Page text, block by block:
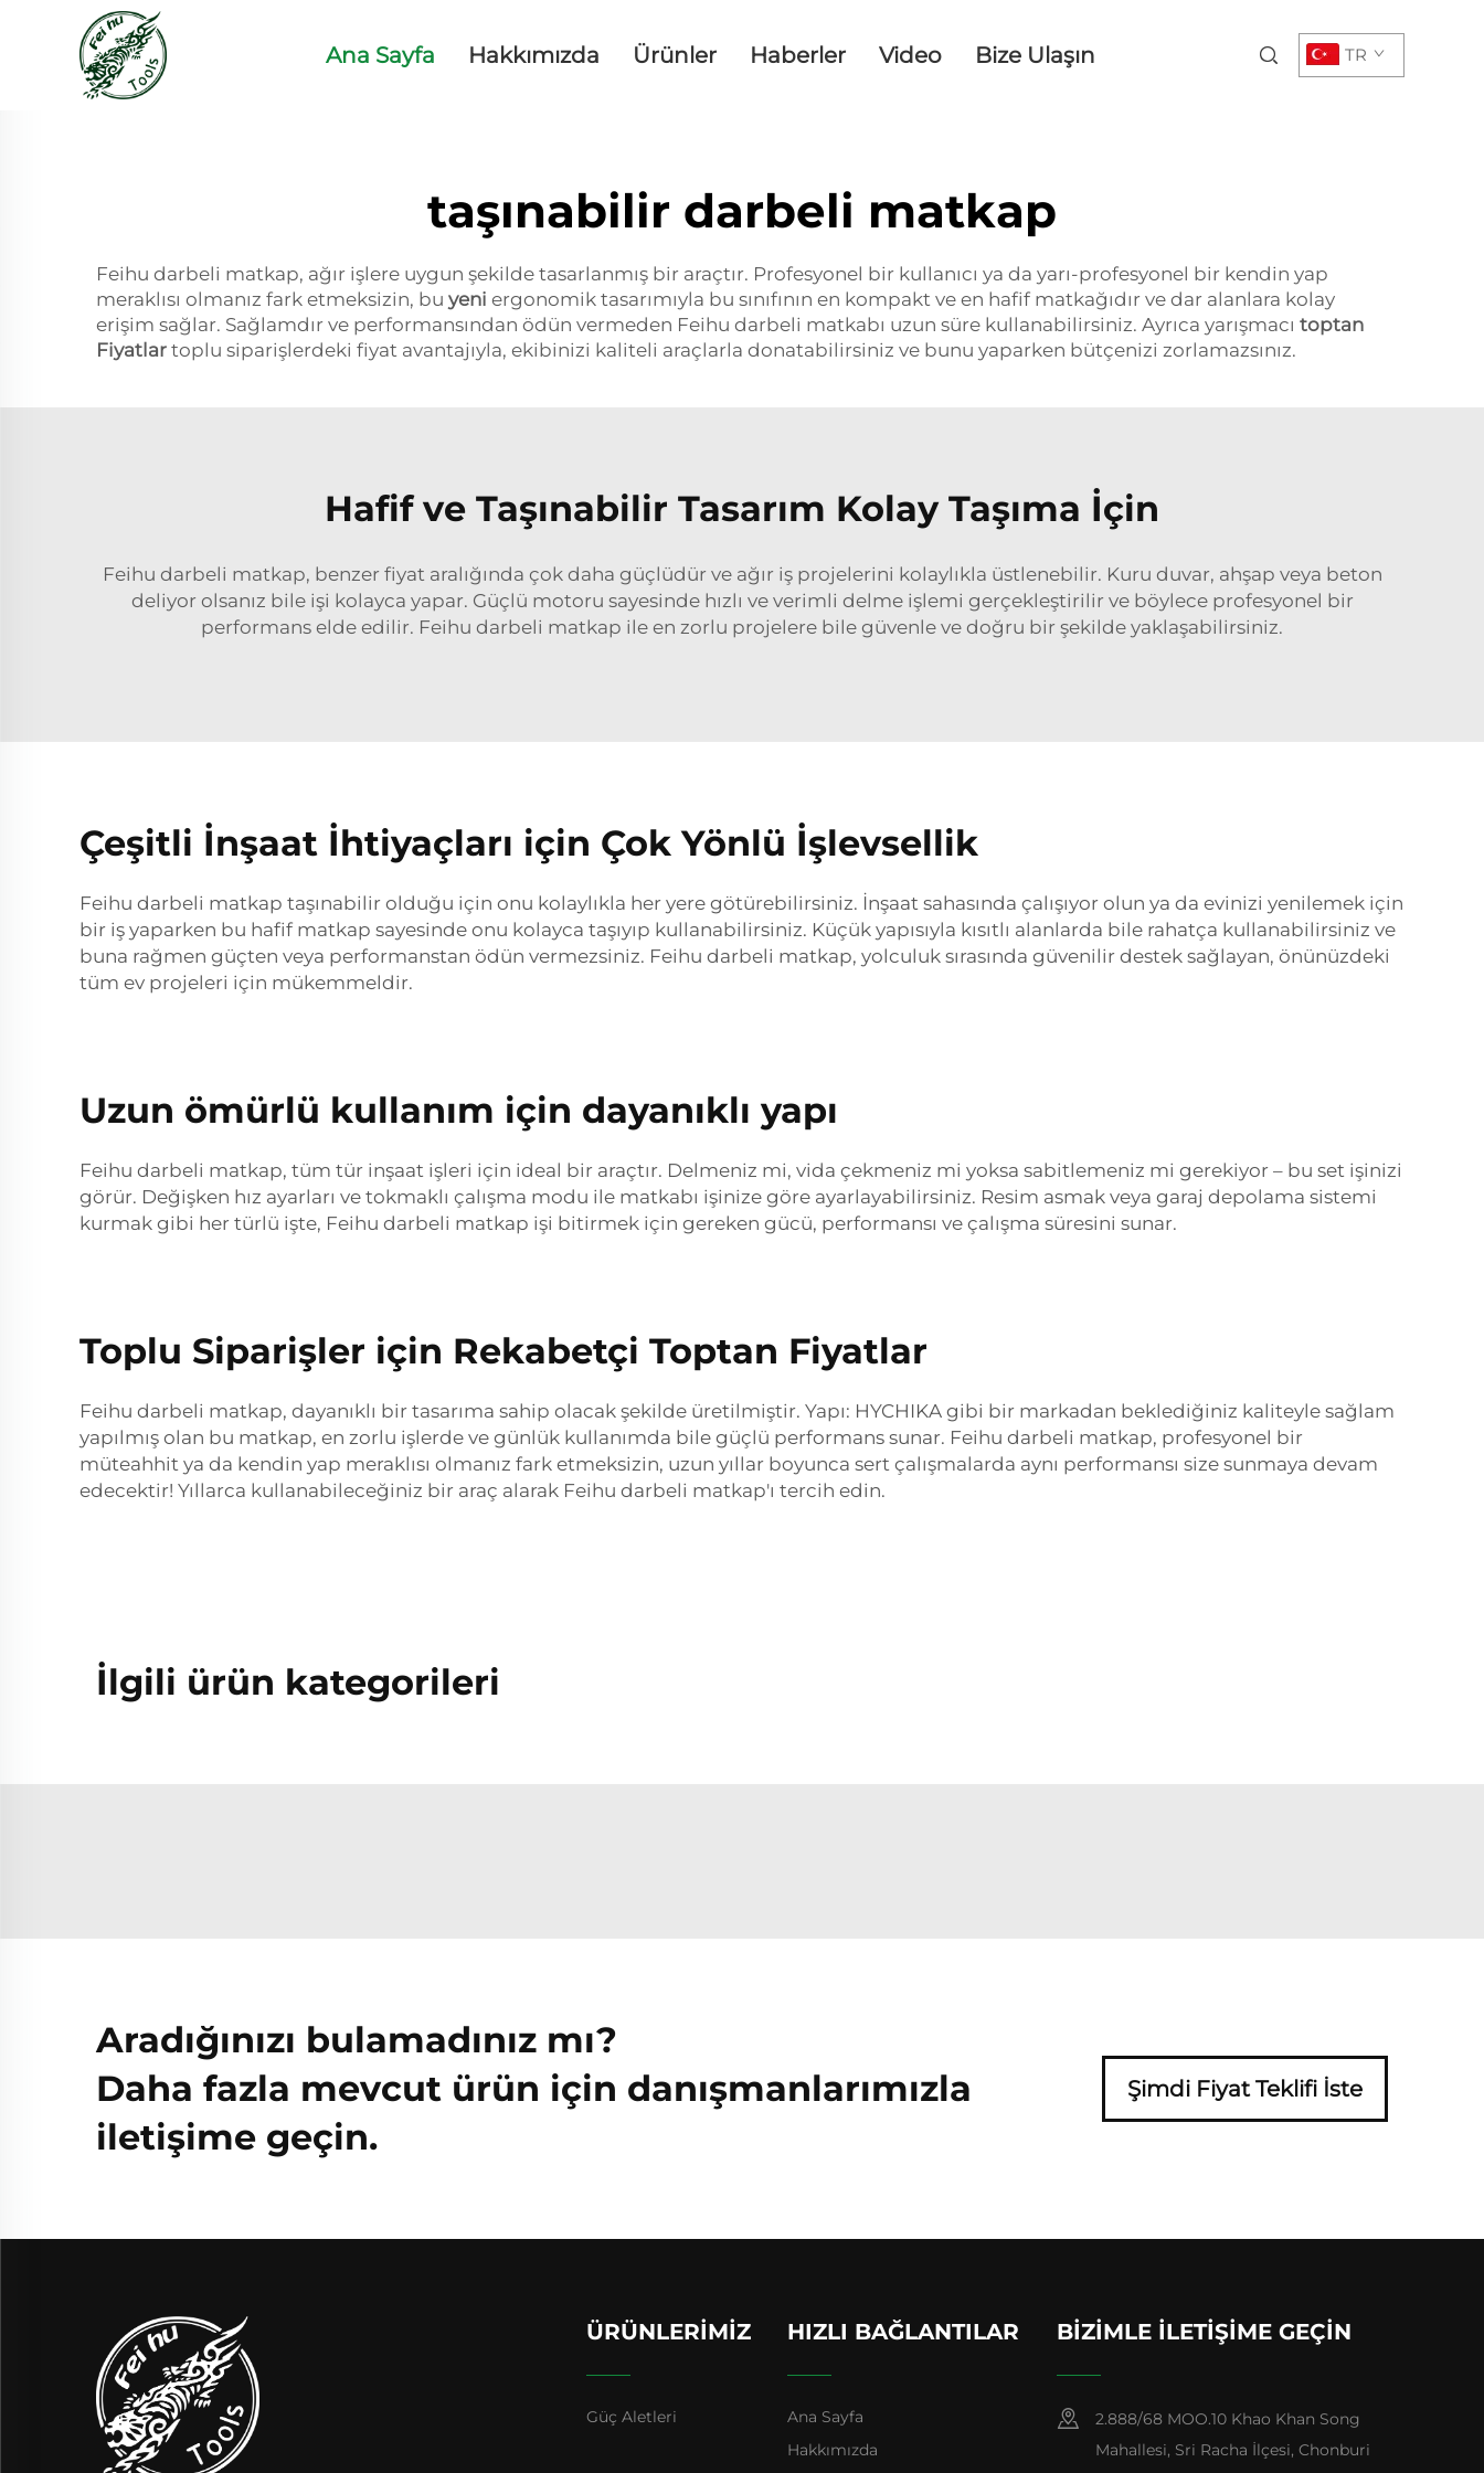
Ana Sayfa Hakkımızda Ürünler Haberler Video Bize Ulaşın TR
taşınabilir darbeli matkap
Feihu darbeli matkap, ağır işlere uygun şekilde tasarlanmış bir araçtır. Profesyonel bir kullanıcı ya da yarı-profesyonel bir kendin yap
meraklısı olmanız fark etmeksizin, bu yeni ergonomik tasarımıyla bu sınıfının en kompakt ve en hafif matkağıdır ve dar alanlara kolay
erişim sağlar. Sağlamdır ve performansından ödün vermeden Feihu darbeli matkabı uzun süre kullanabilirsiniz. Ayrıca yarışmacı toptan
Fiyatlar toplu siparişlerdeki fiyat avantajıyla, ekibinizi kaliteli araçlarla donatabilirsiniz ve bunu yaparken bütçenizi zorlamazsınız.
Hafif ve Taşınabilir Tasarım Kolay Taşıma İçin
Feihu darbeli matkap, benzer fiyat aralığında çok daha güçlüdür ve ağır iş projelerini kolaylıkla üstlenebilir. Kuru duvar, ahşap veya beton
deliyor olsanız bile işi kolayca yapar. Güçlü motoru sayesinde hızlı ve verimli delme işlemi gerçekleştirilir ve böylece profesyonel bir
performans elde edilir. Feihu darbeli matkap ile en zorlu projelere bile güvenle ve doğru bir şekilde yaklaşabilirsiniz.
Çeşitli İnşaat İhtiyaçları için Çok Yönlü İşlevsellik
Feihu darbeli matkap taşınabilir olduğu için onu kolaylıkla her yere götürebilirsiniz. İnşaat sahasında çalışıyor olun ya da evinizi yenilemek için
bir iş yaparken bu hafif matkap sayesinde onu kolayca taşıyıp kullanabilirsiniz. Küçük yapısıyla kısıtlı alanlarda bile rahatça kullanabilirsiniz ve
buna rağmen güçten veya performanstan ödün vermezsiniz. Feihu darbeli matkap, yolculuk sırasında güvenilir destek sağlayan, önünüzdeki
tüm ev projeleri için mükemmeldir.
Uzun ömürlü kullanım için dayanıklı yapı
Feihu darbeli matkap, tüm tür inşaat işleri için ideal bir araçtır. Delmeniz mi, vida çekmeniz mi yoksa sabitlemeniz mi gerekiyor – bu set işinizi
görür. Değişken hız ayarları ve tokmaklı çalışma modu ile matkabı işinize göre ayarlayabilirsiniz. Resim asmak veya garaj depolama sistemi
kurmak gibi her türlü işte, Feihu darbeli matkap işi bitirmek için gereken gücü, performansı ve çalışma süresini sunar.
Toplu Siparişler için Rekabetçi Toptan Fiyatlar
Feihu darbeli matkap, dayanıklı bir tasarıma sahip olacak şekilde üretilmiştir. Yapı: HYCHIKA gibi bir markadan beklediğiniz kaliteyle sağlam
yapılmış olan bu matkap, en zorlu işlerde ve günlük kullanımda bile güçlü performans sunar. Feihu darbeli matkap, profesyonel bir
müteahhit ya da kendin yap meraklısı olmanız fark etmeksizin, uzun yıllar boyunca sert çalışmalarda aynı performansı size sunmaya devam
edecektir! Yıllarca kullanabileceğiniz bir araç alarak Feihu darbeli matkap'ı tercih edin.
İlgili ürün kategorileri
Aradığınızı bulamadınız mı?
Daha fazla mevcut ürün için danışmanlarımızla
iletişime geçin.
Şimdi Fiyat Teklifi İste
ÜRÜNLERIMIZ
Güç Aletleri
HIZLI BAĞLANTILAR
Ana Sayfa
Hakkımızda
BIZIMLE İLETIŞIME GEÇIN
2.888/68 MOO.10 Khao Khan Song
Mahallesi, Sri Racha İlçesi, Chonburi